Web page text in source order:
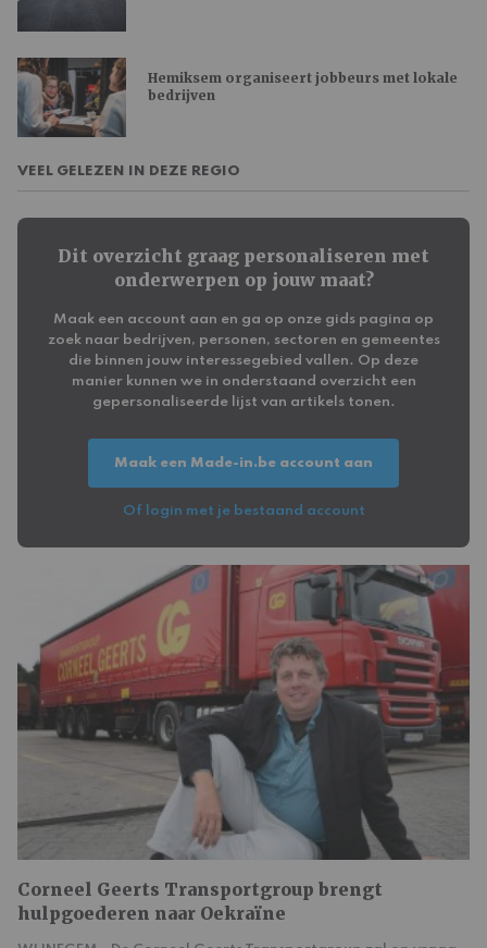
Hemiksem organiseert jobbeurs met lokale
bedrijven
VEEL GELEZEN IN DEZE REGIO
Dit overzicht graag personaliseren met
onderwerpen op jouw maat?
Maak een account aan en ga op onze gids pagina op
zoek naar bedrijven, personen, sectoren en gemeentes
die binnen jouw interessegebied vallen. Op deze
manier kunnen we in onderstaand overzicht een
gepersonaliseerde lijst van artikels tonen.
Maak een Made-in.be account aan
Of login met je bestaand account
Corneel Geerts Transportgroup brengt
hulpgoederen naar Oekraïne